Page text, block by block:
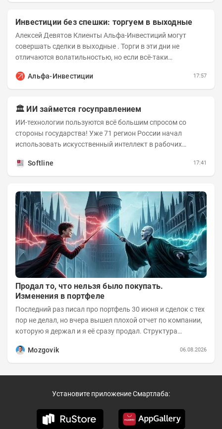
Инвестиции без спешки: торгуем в выходные
Алексей Девятов Клиенты Альфа-Инвестиций могут
совершать сделки в выходные . Торги в эти дни не
отличаются волатильностью, но если всё-таки
Альфа-Инвестиции
17:57
🏛️ ИИ займется госуправлением
ИИ-технологии пользуются всё большим спросом со
стороны государства! Уже 71 регион России начал
использовать искусственный интеллект в рабочих
Softline
17:41
Продал то, что нельзя было покупать.
Изменения в портфеле
Последний раз писал про портфель 30 июня и сделок с тех
пор не делал, но вчера вышел плохой отчет по компании,
которую я держал и я её сразу продал. Структура
Mozgovik
06.08.2026
Установите приложение Смартлаба: